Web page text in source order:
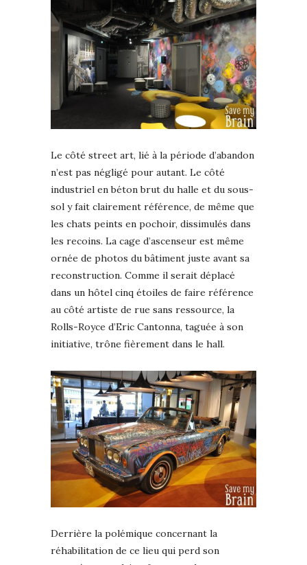
Le côté street art, lié à la période d’abandon
n’est pas négligé pour autant. Le côté
industriel en béton brut du halle et du sous-
sol y fait clairement référence, de même que
les chats peints en pochoir, dissimulés dans
les recoins. La cage d’ascenseur est même
ornée de photos du bâtiment juste avant sa
reconstruction. Comme il serait déplacé
dans un hôtel cinq étoiles de faire référence
au côté artiste de rue sans ressource, la
Rolls-Royce d’Eric Cantonna, taguée à son
initiative, trône fièrement dans le hall.
Derrière la polémique concernant la
réhabilitation de ce lieu qui perd son